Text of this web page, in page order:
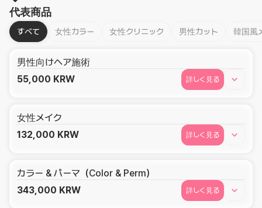
代表商品
すべて 女性カラー 女性クリニック 男性カット 韓国風
男性向けヘア施術
55,000 KRW 詳しく見る
女性メイク
132,000 KRW 詳しく見る
カラー & パーマ（Color & Perm）
343,000 KRW 詳しく見る